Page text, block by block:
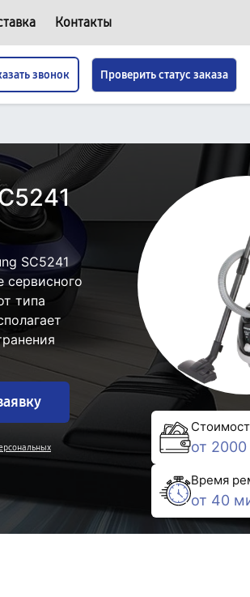
Контакты
звонок Проверить статус заказа
SC5241
сервисного
типа
от
Время
от 40